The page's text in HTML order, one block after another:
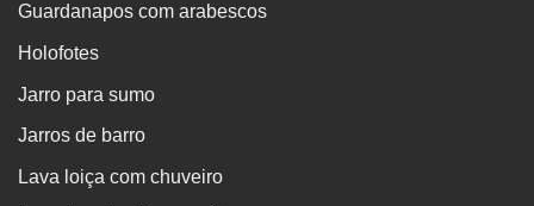
Guardanapos com arabescos
Holofotes
Jarro para sumo
Jarros de barro
Lava loiça com chuveiro